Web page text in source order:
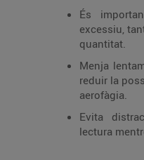
És
excessiu,
quantitat.
Menja
reduir la
aerofàgia.
Evita
lectura